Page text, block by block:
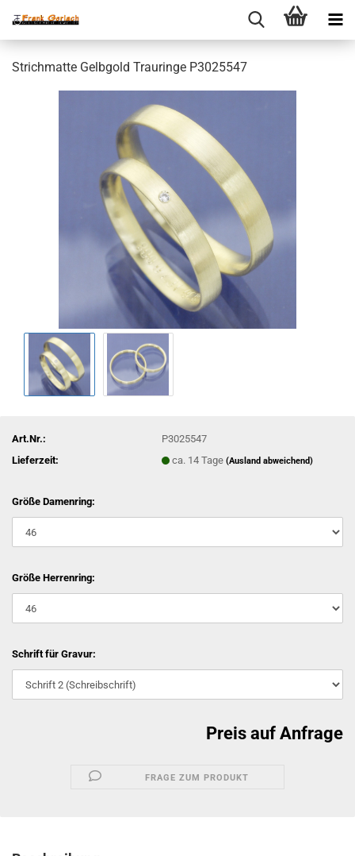
Strichmatte Gelbgold Trauringe P3025547
Art.Nr.:
P3025547
Lieferzeit:
ca. 14 Tage(Ausland abweichend)
Größe Damenring:
Größe Herrenring:
Schrift für Gravur:
Preis auf Anfrage
FRAGE ZUM PRODUKT